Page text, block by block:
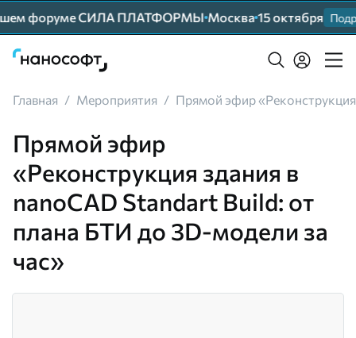
форуме СИЛА ПЛАТФОРМЫ Москва 15 октября
Главная / Мероприятия / Прямой эфир
Прямой эфир
«Реконструкция здания в
nanoCAD Standart Build: от
плана БТИ до 3D-модели за
час»